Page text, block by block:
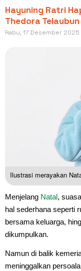
Hayuning Ratri
Thedora Telaubun
Rabu, 17 Desember 2025
Ilustrasi merayakan
Menjelang Natal,
hal sederhana seperti
bersama keluarga,
dikumpulkan.
Namun di balik
meninggalkan